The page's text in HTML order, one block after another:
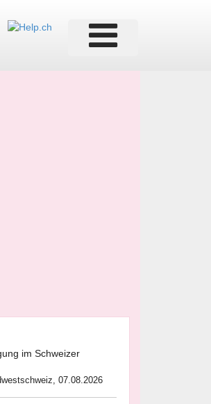
im Schweizer
07.08.2026